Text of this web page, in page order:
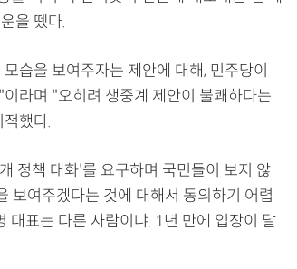
을 뗐다.
습을 보여주자는 제안에 대해, 민주당이
라며 "오히려 생중계 제안이 불쾌하다는
했다.
정책 대화'를 요구하며 국민들이 보지 않
보여주겠다는 것에 대해서 동의하기 어렵
대표는 다른 사람이냐. 1년 만에 입장이 달